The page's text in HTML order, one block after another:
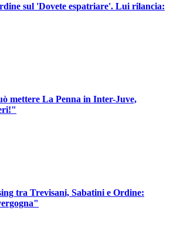
sul 'Dovete espatriare'. Lui rilancia:
mettere La Penna in Inter-Juve,
tra Trevisani, Sabatini e Ordine: